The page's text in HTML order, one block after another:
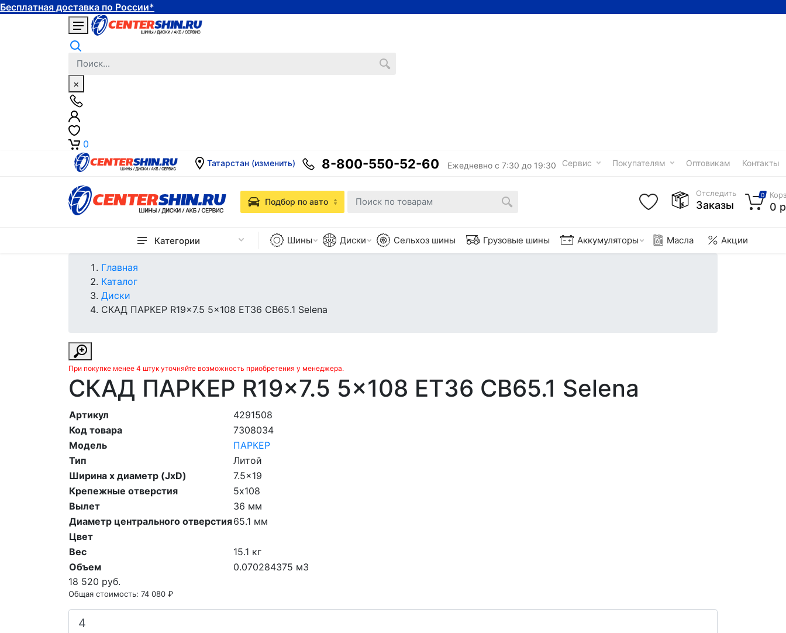
Бесплатная доставка по России*
×
0
Татарстан (изменить) 8-800-550-52-60 Ежедневно с 7:30 до 19:30 Сервис Покупателям Оптовикам Контакты
Категории Шины Диски Сельхоз шины Грузовые шины Аккумуляторы Масла Акции
Подбор по авто
Отследить
Заказы
0
0
Главная
Каталог
Диски
СКАД ПАРКЕР R19x7.5 5x108 ET36 CB65.1 Selena
При покупке менее 4 штук уточняйте возможность приобретения у менеджера.
СКАД ПАРКЕР R19x7.5 5x108 ET36 CB65.1 Selena
Артикул
4291508
Код товара
7308034
Модель
ПАРКЕР
Тип
Литой
Ширина х диаметр (JxD)
7.5x19
Крепежные отверстия
5х108
Вылет
36 мм
Диаметр центрального отверстия65.1 мм
Цвет
Вес
15.1 кг
Объем
0.070284375 м3
18 520 руб.
Общая стоимость: 74 080 ₽